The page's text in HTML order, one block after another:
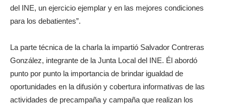
del INE, un ejercicio ejemplar y en las mejores condiciones
para los debatientes”.
La parte técnica de la charla la impartió Salvador Contreras
González, integrante de la Junta Local del INE. Él abordó
punto por punto la importancia de brindar igualdad de
oportunidades en la difusión y cobertura informativas de las
actividades de precampaña y campaña que realizan los